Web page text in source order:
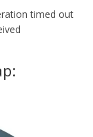
timed out